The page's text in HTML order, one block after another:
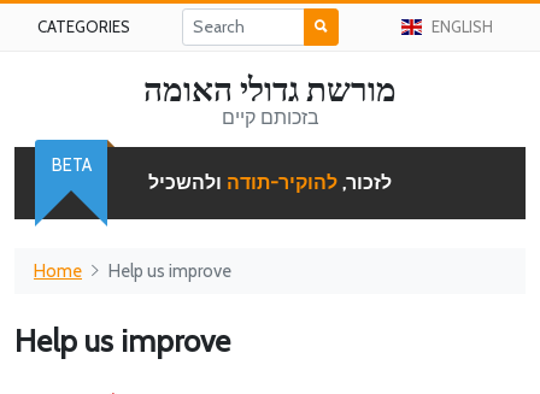
CATEGORIES ENGLISH
מורשת גדולי האומה
בזכותם קיים
לזכור, להוקיר-תודה ולהשכיל
BETA
Home Help us improve
Help us improve